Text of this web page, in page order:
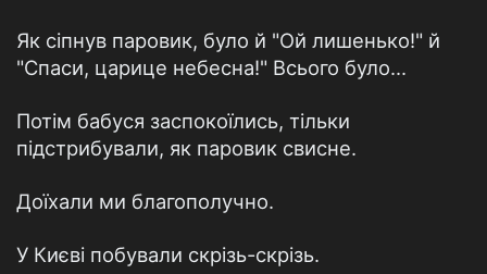
Як сіпнув паровик, було й "Ой лишенько!" й
"Спаси, царице небесна!" Всього було...
Потім бабуся заспокоїлись, тільки
підстрибували, як паровик свисне.
Доїхали ми благополучно.
У Києві побували скрізь-скрізь.